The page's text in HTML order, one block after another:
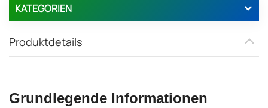
KATEGORIEN
Produktdetails
Grundlegende Informationen